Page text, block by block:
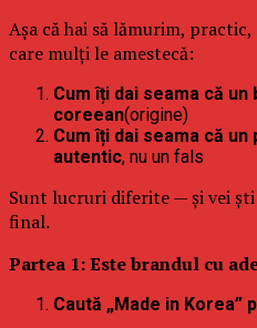
Așa că hai să lămurim,
care mulți le amestecă:
Cum îți dai seama că
coreean(origine)
Cum îți dai seama că
autentic, nu un fals
Sunt lucruri diferite — și vei ști
final.
Partea 1: Este brandul cu
Caută „Made in Korea”